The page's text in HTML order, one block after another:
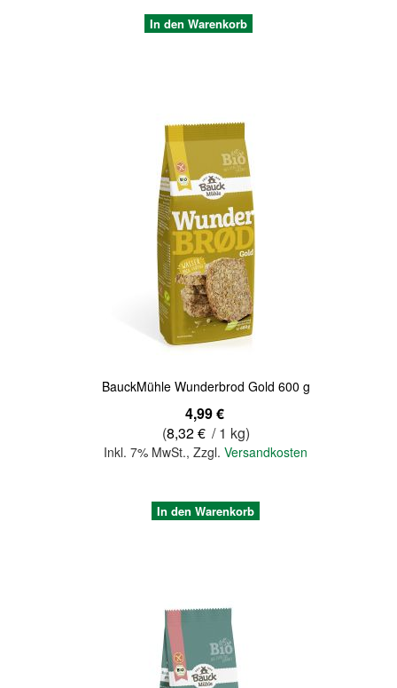
In den Warenkorb
BauckMühle Wunderbrod Gold 600 g
4,99 €
(8,32 € / 1 kg)
Inkl. 7% MwSt.,Zzgl.Versandkosten
In den Warenkorb